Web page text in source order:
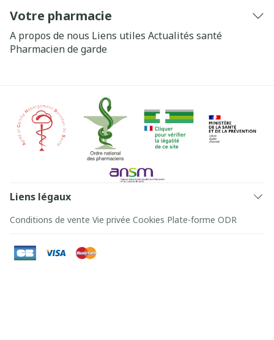
Votre pharmacie
A propos de nous Liens utiles Actualités santé
Pharmacien de garde
Liens légaux
Conditions de vente Vie privée Cookies Plate-forme ODR